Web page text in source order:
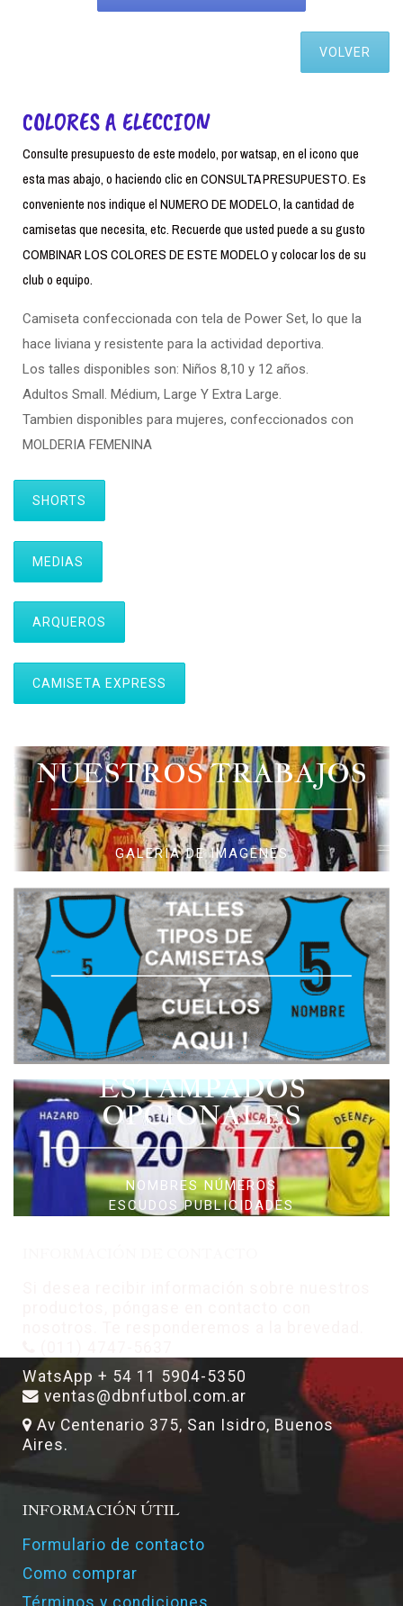
VOLVER
COLORES A ELECCION
Consulte presupuesto de este modelo, por watsap, en el icono que
esta mas abajo, o haciendo clic en CONSULTA PRESUPUESTO. Es
conveniente nos indique el NUMERO DE MODELO, la cantidad de
camisetas que necesita, etc. Recuerde que usted puede a su gusto
COMBINAR LOS COLORES DE ESTE MODELO y colocar los de su
club o equipo.
Camiseta confeccionada con tela de Power Set, lo que la
hace liviana y resistente para la actividad deportiva.
Los talles disponibles son: Niños 8,10 y 12 años.
Adultos Small. Médium, Large Y Extra Large.
Tambien disponibles para mujeres, confeccionados con
MOLDERIA FEMENINA
SHORTS
MEDIAS
ARQUEROS
CAMISETA EXPRESS
NUESTROS TRABAJOS
GALERIA DE IMAGENES
ESTAMPADOS
OPCIONALES
NOMBRES NÚMEROS
ESCUDOS PUBLICIDADES
WatsApp + 54 11 5904-5350
ventas@dbnfutbol.com.ar
Av Centenario 375, San Isidro, Buenos
Aires.
INFORMACIÓN ÚTIL
Formulario de contacto
Como comprar
Términos y condiciones